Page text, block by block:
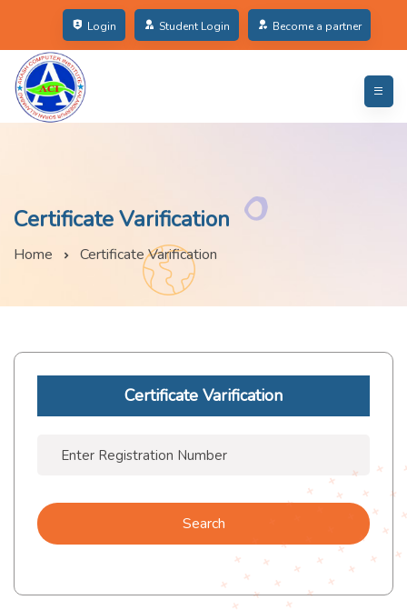
Login Student Login Become a partner
Certificate Varification
Home Certificate Varification
Certificate Varification
Search